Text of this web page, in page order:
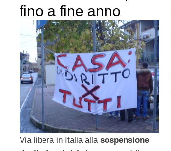
fino a fine anno
Via libera in Italia alla sospensione